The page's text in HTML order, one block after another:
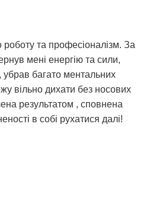
роботу та професіоналізм. За
мені енергію та сили,
убрав багато ментальних
вільно дихати без носових
результатом , сповнена
в собі рухатися далі!